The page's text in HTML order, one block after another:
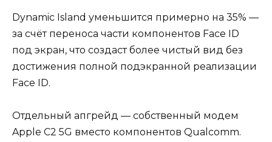
Dynamic Island уменьшится примерно на 35% —
за счёт переноса части компонентов Face ID
под экран, что создаст более чистый вид без
достижения полной подэкранной реализации
Face ID.
Отдельный апгрейд — собственный модем
Apple C2 5G вместо компонентов Qualcomm.